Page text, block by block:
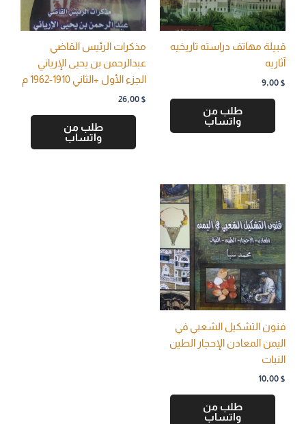
قبيلة مهاتف دراسته تاریخیه
آثاریه
9,00 $
طلب من
واتساب
مذكرات الرئيس القاضي
عبدالرحمن بن يحيى الإرياني
الجزء الأول +الثاني 1910-1962 م
26,00 $
طلب من
واتساب
فنون التشكيل الشعبي في
اليمن المعادن الإحجار الطين
النبات
10,00 $
طلب من
واتساب